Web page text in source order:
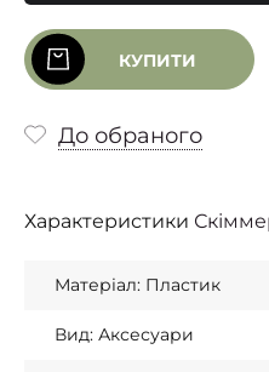
КУПИТИ
До обраного
Характеристики
Матеріал: Пластик
Вид: Аксесуари